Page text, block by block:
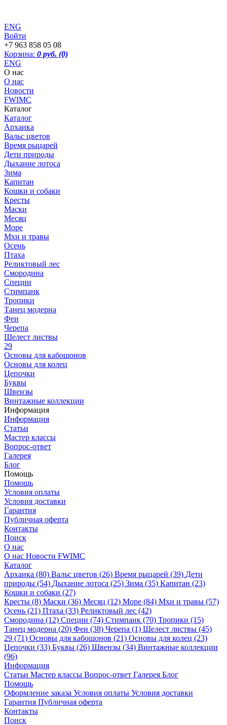
ENG
Войти
+7 963 858 05 08
Корзина: 0 руб. (0)
ENG
О нас
О нас
Новости
FWIMC
Каталог
Каталог
Архаика
Вальс цветов
Время рыцарей
Дети природы
Дыхание лотоса
Зима
Капитан
Кошки и собаки
Кресты
Маски
Месяц
Море
Мхи и травы
Осень
Птаха
Реликтовый лес
Смородина
Специи
Стимпанк
Тропики
Танец модерна
Феи
Черепа
Шелест листвы
29
Основы для кабошонов
Основы для колец
Цепочки
Буквы
Швензы
Винтажные коллекции
Информация
Информация
Статьи
Мастер классы
Вопрос-ответ
Галерея
Блог
Помощь
Помощь
Условия оплаты
Условия доставки
Гарантия
Публичная оферта
Контакты
Поиск
О нас
О нас Новости FWIMC
Каталог
Архаика (80) Вальс цветов (26) Время рыцарей (39) Дети
природы (54) Дыхание лотоса (25) Зима (35) Капитан (23)
Кошки и собаки (27)
Кресты (8) Маски (36) Месяц (12) Море (84) Мхи и травы (57)
Осень (21) Птаха (33) Реликтовый лес (42)
Смородина (12) Специи (74) Стимпанк (70) Тропики (15)
Танец модерна (20) Феи (38) Черепа (1) Шелест листвы (45)
29 (71) Основы для кабошонов (21) Основы для колец (23)
Цепочки (33) Буквы (26) Швензы (34) Винтажные коллекции
(96)
Информация
Статьи Мастер классы Вопрос-ответ Галерея Блог
Помощь
Оформление заказа Условия оплаты Условия доставки
Гарантия Публичная оферта
Контакты
Поиск